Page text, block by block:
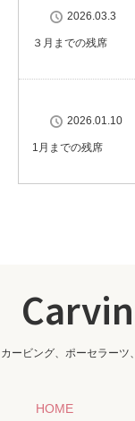
2026.03.3
３月までの残席
2026.01.10
1月までの残席
カービング、ポーセラーツ
HOME